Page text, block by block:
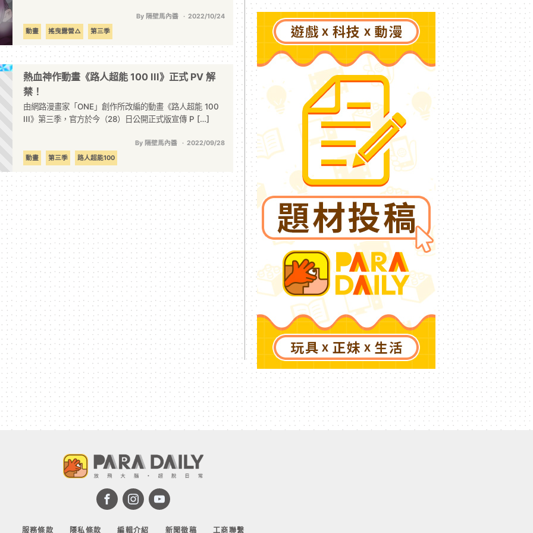
By 隔壁馬內醬
2022/10/24
動畫
搖曳露營△ 第三季
熱血神作動畫《路人超能 100 III》正式 PV 解
禁！
由網路漫畫家「ONE」創作所改編的動畫《路人超能 100
III》第三季，官方於今（28）日公開正式版宣傳 P […]
By 隔壁馬內醬
2022/09/28
動畫
第三季 路人超能100
「國王燒烤節」活動
服務條款 隱私條款 編輯介紹 新聞徵稿 工商聯繫